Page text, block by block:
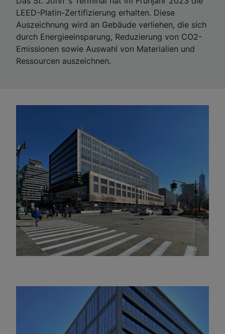
LEED-Platin-Zertifizierung erhalten. Diese
Auszeichnung wird an Gebäude verliehen, die sich
durch Energieeinsparung, Reduzierung von CO2-
Emissionen sowie Auswahl von Materialien und
Ressourcen auszeichnen.